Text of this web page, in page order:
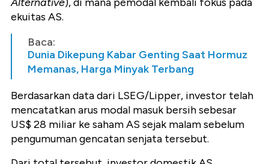
ekuitas AS.
Baca:
Dunia Dikepung Kabar Genting Saat Hormuz
Memanas, Harga Minyak Terbang
Berdasarkan data dari LSEG/Lipper, investor telah
mencatatkan arus modal masuk bersih sebesar
US$ 28 miliar ke saham AS sejak malam sebelum
pengumuman gencatan senjata tersebut.